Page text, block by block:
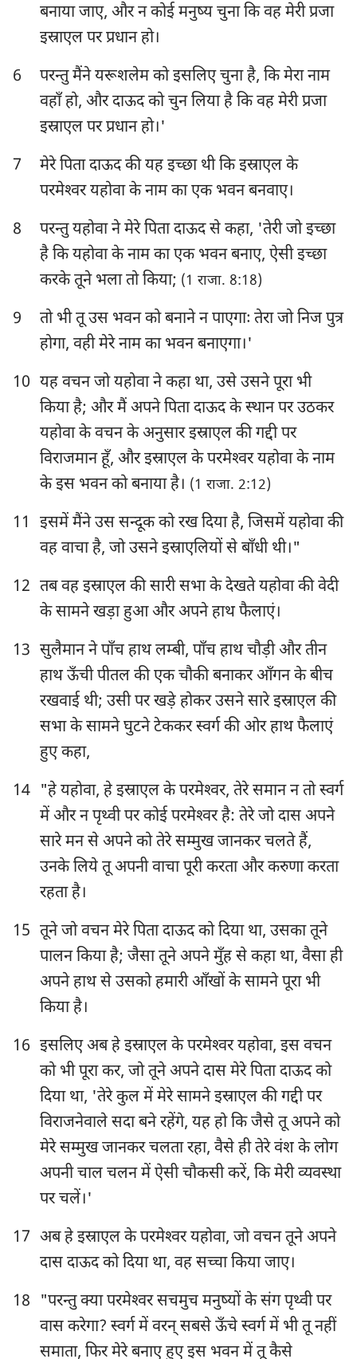
बनाया जाए, और न कोई मनुष्य चुना कि वह मेरी प्रजा
इस्राएल पर प्रधान हो।
6
परन्तु मैंने यरूशलेम को इसलिए चुना है, कि मेरा नाम
वहाँ हो, और दाऊद को चुन लिया है कि वह मेरी प्रजा
इस्राएल पर प्रधान हो।'
7
मेरे पिता दाऊद की यह इच्छा थी कि इस्राएल के
परमेश्‍वर यहोवा के नाम का एक भवन बनवाए।
8
परन्तु यहोवा ने मेरे पिता दाऊद से कहा, 'तेरी जो इच्छा
है कि यहोवा के नाम का एक भवन बनाए, ऐसी इच्छा
करके तूने भला तो किया; (1 राजा. 8:18)
9
तो भी तू उस भवन को बनाने न पाएगाः तेरा जो निज पुत्र
होगा, वही मेरे नाम का भवन बनाएगा।'
10 यह वचन जो यहोवा ने कहा था, उसे उसने पूरा भी
किया है; और मैं अपने पिता दाऊद के स्थान पर उठकर
यहोवा के वचन के अनुसार इस्राएल की गद्दी पर
विराजमान हूँ, और इस्राएल के परमेश्‍वर यहोवा के नाम
के इस भवन को बनाया है। (1 राजा. 2:12)
11
इसमें मैंने उस सन्दूक को रख दिया है, जिसमें यहोवा की
वह वाचा है, जो उसने इस्राएलियों से बाँधी थी।"
12 तब वह इस्राएल की सारी सभा के देखते यहोवा की वेदी
के सामने खड़ा हुआ और अपने हाथ फैलाएं।
13 सुलैमान ने पाँच हाथ लम्बी, पाँच हाथ चौड़ी और तीन
हाथ ऊँची पीतल की एक चौकी बनाकर आँगन के बीच
रखवाई थी; उसी पर खड़े होकर उसने सारे इस्राएल की
सभा के सामने घुटने टेककर स्वर्ग की ओर हाथ फैलाएं
हुए कहा,
14 "हे यहोवा, हे इस्राएल के परमेश्‍वर, तेरे समान न तो स्वर्ग
में और न पृथ्वी पर कोई परमेश्‍वर है: तेरे जो दास अपने
सारे मन से अपने को तेरे सम्मुख जानकर चलते हैं,
उनके लिये तू अपनी वाचा पूरी करता और करुणा करता
रहता है।
15 तूने जो वचन मेरे पिता दाऊद को दिया था, उसका तूने
पालन किया है; जैसा तूने अपने मुँह से कहा था, वैसा ही
अपने हाथ से उसको हमारी आँखों के सामने पूरा भी
किया है।
16 इसलिए अब हे इस्राएल के परमेश्‍वर यहोवा, इस वचन
को भी पूरा कर, जो तूने अपने दास मेरे पिता दाऊद को
दिया था, 'तेरे कुल में मेरे सामने इस्राएल की गद्दी पर
विराजनेवाले सदा बने रहेंगे, यह हो कि जैसे तू अपने को
मेरे सम्मुख जानकर चलता रहा, वैसे ही तेरे वंश के लोग
अपनी चाल चलन में ऐसी चौकसी करें, कि मेरी व्यवस्था
पर चलें।'
17 अब हे इस्राएल के परमेश्‍वर यहोवा, जो वचन तूने अपने
दास दाऊद को दिया था, वह सच्चा किया जाए।
18 "परन्तु क्या परमेश्‍वर सचमुच मनुष्यों के संग पृथ्वी पर
वास करेगा? स्वर्ग में वरन् सबसे ऊँचे स्वर्ग में भी तू नहीं
समाता, फिर मेरे बनाए हुए इस भवन में तू कैसे